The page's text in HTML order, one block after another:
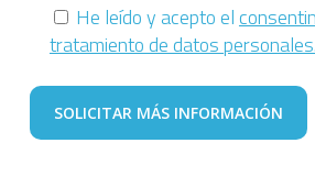
He leído y acepto el
tratamiento de datos personales.